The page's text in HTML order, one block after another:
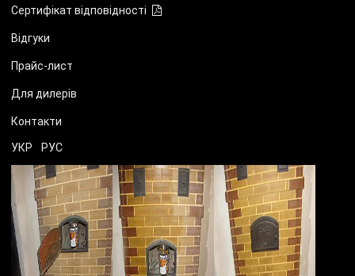
Сертифікат відповідності
Відгуки
Прайс-лист
Для дилерів
Контакти
УКР РУС